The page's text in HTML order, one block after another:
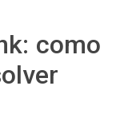
como